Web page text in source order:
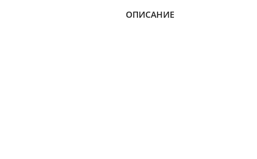
ОПИСАНИЕ